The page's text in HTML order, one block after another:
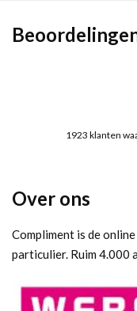
1923 klanten
Over ons
Compliment is de
particulier. Ruim 4.000